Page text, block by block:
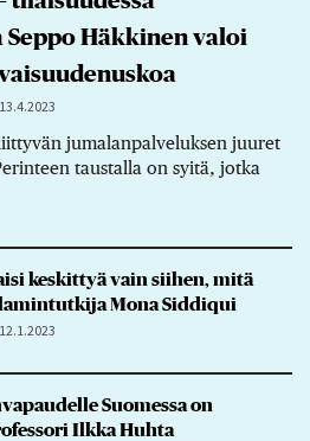
Häkkinen valoi
13.4.2023
jumalanpalveluksen juuret
taustalla on syitä, jotka
keskittyä vain siihen, mitä
Mona Siddiqui
12.1.2023
Suomessa on
Ilkka Huhta